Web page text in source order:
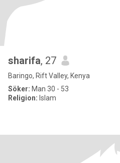
sharifa, 27
Baringo, Rift Valley, Kenya
Söker: Man 30 - 53
Religion: Islam